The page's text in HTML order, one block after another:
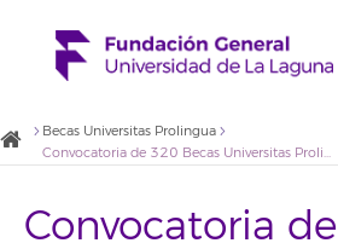
Becas Universitas Prolingua
Convocatoria de 320 Becas Universitas Prolingua para el alumnado del Servicio de Idiomas de la Universidad de La Laguna matriculado durante el primer y el segundo cuatrimestre del curso 2019/2020
Convocatoria de